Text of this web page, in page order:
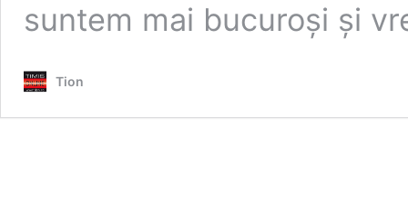
suntem mai bucuroși și
Tion